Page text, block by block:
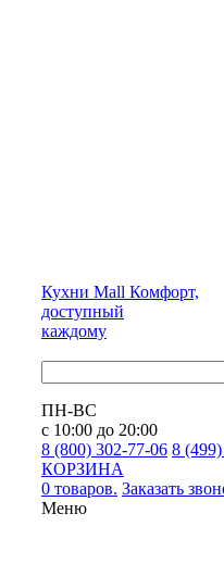
Кухни Mall Комфорт,
доступный
каждому
ПН-ВС
с 10:00 до 20:00
8 (800) 302-77-06 8 (499)
КОРЗИНА
0 товаров. Заказать
Меню